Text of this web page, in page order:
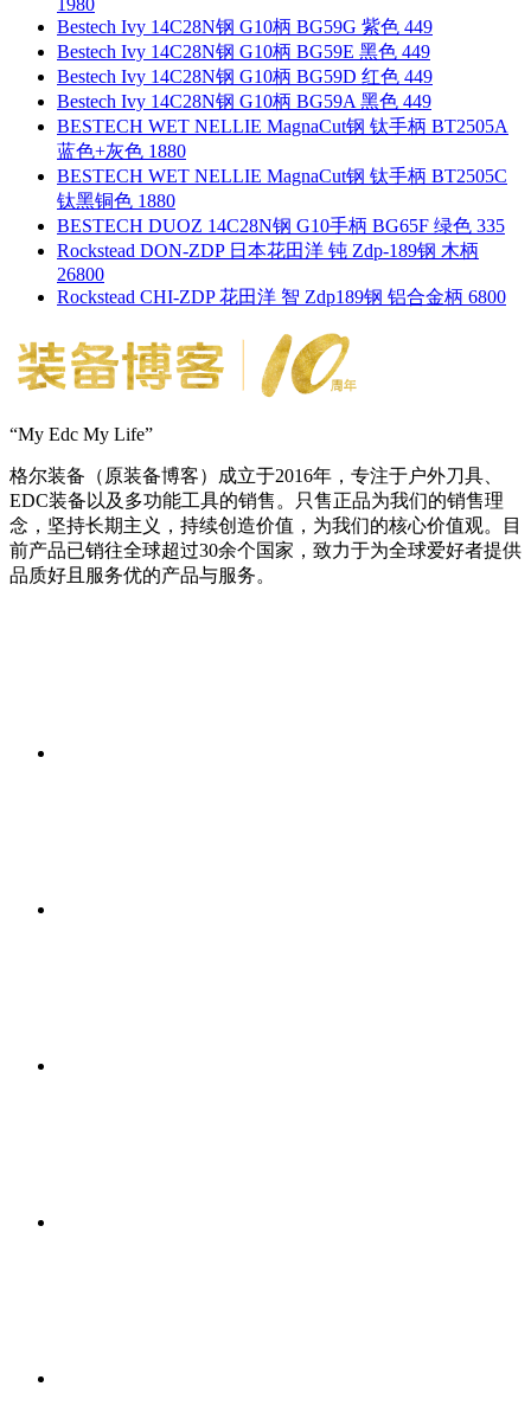
Bestech Ivy 14C28N钢 G10柄 BG59G 紫色 449
Bestech Ivy 14C28N钢 G10柄 BG59E 黑色 449
Bestech Ivy 14C28N钢 G10柄 BG59D 红色 449
Bestech Ivy 14C28N钢 G10柄 BG59A 黑色 449
BESTECH WET NELLIE MagnaCut钢 钛手柄 BT2505A
蓝色+灰色 1880
BESTECH WET NELLIE MagnaCut钢 钛手柄 BT2505C
钛黑铜色 1880
BESTECH DUOZ 14C28N钢 G10手柄 BG65F 绿色 335
Rockstead DON-ZDP 日本花田洋 钝 Zdp-189钢 木柄
26800
Rockstead CHI-ZDP 花田洋 智 Zdp189钢 铝合金柄 6800
“My Edc My Life”
格尔装备（原装备博客）成立于2016年，专注于户外刀具、
EDC装备以及多功能工具的销售。只售正品为我们的销售理
念，坚持长期主义，持续创造价值，为我们的核心价值观。目
前产品已销往全球超过30余个国家，致力于为全球爱好者提供
品质好且服务优的产品与服务。